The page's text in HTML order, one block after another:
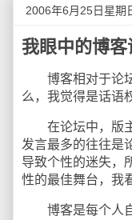
2006年6月25日星期
我眼中的博客
博客相对于论坛
么，我觉得是话语
在论坛中，版主
发言最多的往往是
导致个性的迷失，
性的最佳舞台，我
博客是每个人自